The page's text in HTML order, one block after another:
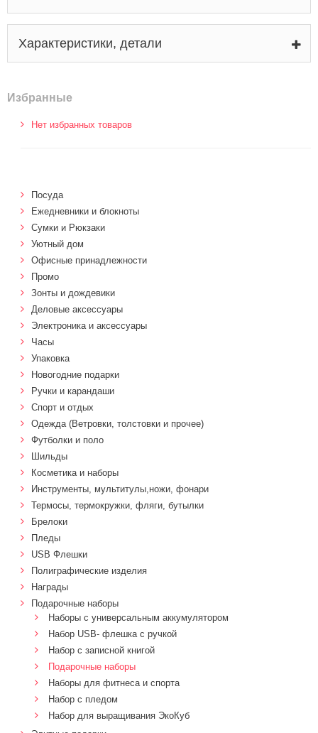
Характеристики, детали
Избранные
Нет избранных товаров
Посуда
Ежедневники и блокноты
Сумки и Рюкзаки
Уютный дом
Офисные принадлежности
Промо
Зонты и дождевики
Деловые аксессуары
Электроника и аксессуары
Часы
Упаковка
Новогодние подарки
Ручки и карандаши
Спорт и отдых
Одежда (Ветровки, толстовки и прочее)
Футболки и поло
Шильды
Косметика и наборы
Инструменты, мультитулы,ножи, фонари
Термосы, термокружки, фляги, бутылки
Брелоки
Пледы
USB Флешки
Полиграфические изделия
Награды
Подарочные наборы
Наборы с универсальным аккумулятором
Набор USB- флешка с ручкой
Набор с записной книгой
Подарочные наборы
Наборы для фитнеса и спорта
Набор с пледом
Набор для выращивания ЭкоКуб